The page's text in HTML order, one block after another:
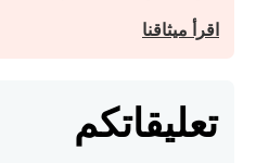
اقرأ ميثاقنا
تعليقاتكم